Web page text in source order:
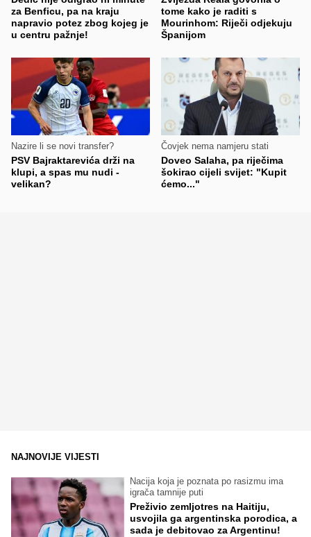
za Benficu, pa na kraju
napravio potez zbog kojeg je
u centru pažnje!
tome kako je raditi s
Mourinhom: Riječi odjekuju
Španijom
Nazire li se novi transfer?
PSV Bajraktarevića drži na
klupi, a spas mu nudi -
velikan?
Čovjek nema namjeru stati
Doveo Salaha, pa riječima
šokirao cijeli svijet: "Kupit
ćemo..."
NAJNOVIJE VIJESTI
Nacija koja je poznata po rasizmu ima
igrača tamnije puti
Preživio zemljotres na Haitiju,
usvojila ga argentinska porodica, a
sada je debitovao za Argentinu!